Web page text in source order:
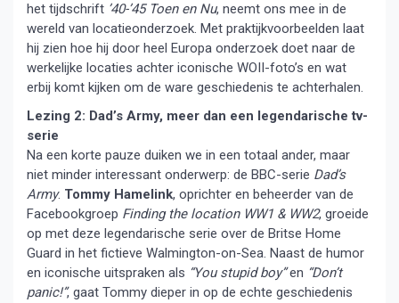
het tijdschrift ’40-’45 Toen en Nu, neemt ons mee in de
wereld van locatieonderzoek. Met praktijkvoorbeelden laat
hij zien hoe hij door heel Europa onderzoek doet naar de
werkelijke locaties achter iconische WOII-foto’s en wat
erbij komt kijken om de ware geschiedenis te achterhalen.
Lezing 2: Dad’s Army, meer dan een legendarische tv-
serie
Na een korte pauze duiken we in een totaal ander, maar
niet minder interessant onderwerp: de BBC-serie Dad’s
Army. Tommy Hamelink, oprichter en beheerder van de
Facebookgroep Finding the location WW1 & WW2, groeide
op met deze legendarische serie over de Britse Home
Guard in het fictieve Walmington-on-Sea. Naast de humor
en iconische uitspraken als “You stupid boy”en “Don’t
panic!”, gaat Tommy dieper in op de echte geschiedenis